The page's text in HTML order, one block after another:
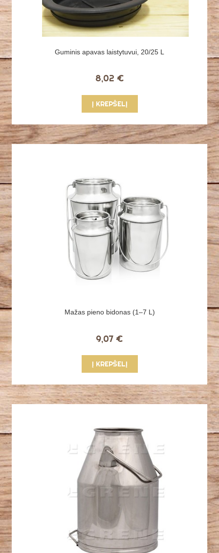
Guminis apavas laistytuvui, 20/25 L
8,02 €
Į KREPŠELĮ
Mažas pieno bidonas (1–7 L)
9,07 €
Į KREPŠELĮ